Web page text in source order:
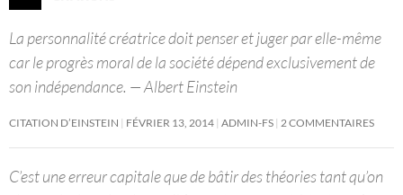
La personnalité créatrice doit penser et juger par elle-même
car le progrès moral de la société dépend exclusivement de
son indépendance. — Albert Einstein
CITATION D’EINSTEIN FÉVRIER 13, 2014 ADMIN-FS 2 COMMENTAIRES
C’est une erreur capitale que de bâtir des théories tant qu’on